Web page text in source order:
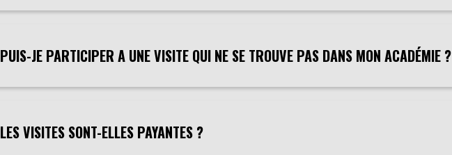
PUIS-JE PARTICIPER A UNE VISITE QUI NE SE TROUVE PAS DANS MON ACADÉMIE ?
LES VISITES SONT-ELLES PAYANTES ?